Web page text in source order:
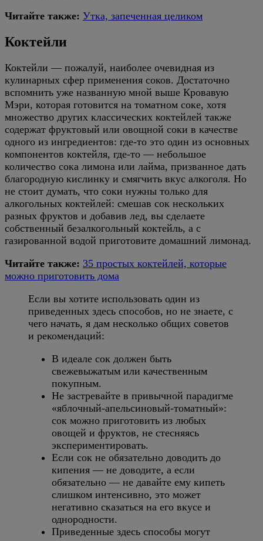
Читайте также: Утка, запеченная целиком
Коктейли
Коктейли — пожалуй, наиболее очевидная из
кулинарных сфер применения соков. Достаточно
вспомнить уже названную мной выше Кровавую
Мэри, которая готовится на томатном соке, хотя
множество других классических коктейлей также
содержат фруктовый или овощной соки в качестве
одного из ингредиентов: где-то это один из основных
компонентов коктейля, где-то — небольшое
количество сока лимона или лайма, призванное дать
благородную кислинку и смягчить вкус алкоголя. Но
не стоит думать, что соки нужны только для
алкогольных коктейлей: смешав сок нескольких
разных фруктов и добавив лед, вы сделаете
собственный безалкогольный коктейль, а с
газированной водой приготовите домашний лимонад.
Читайте также: 35 простых коктейлей, которые
можно приготовить дома
Если вы хотите использовать один из
приведенных здесь способов, но не знаете, с
чего начать, я дам несколько общих советов
и рекомендаций:
В идеале сок должен быть
свежевыжатым или качественным
покупным.
Не застревайте в привычной парадигме
«яблочный-апельсиновый-томатный»:
сок можно приготовить из любых
овощей и фруктов, не стесняясь
экспериментировать.
Если сок не обязательно доводить до
кипения — не доводите, а если
обязательно — не давайте ему кипеть
слишком интенсивно, это может
негативно сказаться на его вкусе и
однородности.
Приведенные здесь способы могут